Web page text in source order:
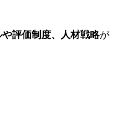
や評価制度、人材戦略が